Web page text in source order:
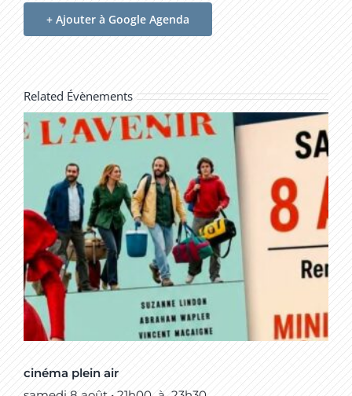
+ Ajouter à Google Agenda
Related Évènements
cinéma plein air